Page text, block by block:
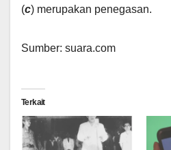
(c) merupakan penegasan.
Sumber: suara.com
Terkait